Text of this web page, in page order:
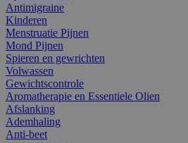
Antimigraine
Kinderen
Menstruatie Pijnen
Mond Pijnen
Spieren en gewrichten
Volwassen
Gewichtscontrole
Aromatherapie en Essentiele Olien
Afslanking
Ademhaling
Anti-beet